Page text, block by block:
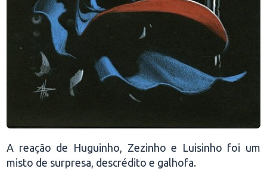
A reação de Huguinho, Zezinho e Luisinho foi um
misto de surpresa, descrédito e galhofa.